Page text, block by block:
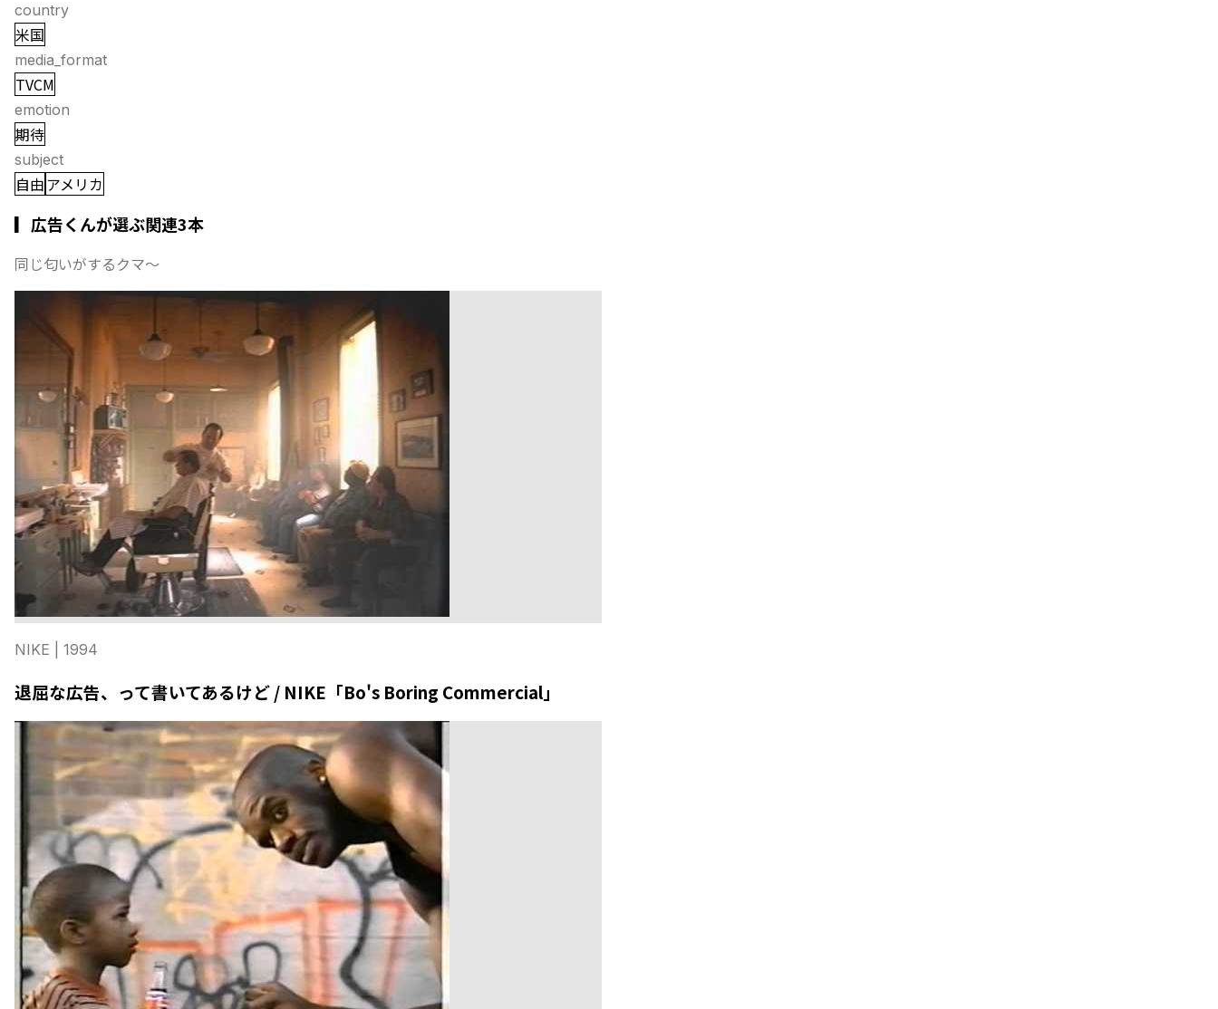
country
米国
media_format
TVCM
emotion
期待
subject
自由アメリカ
▎広告くんが選ぶ関連3本
同じ匂いがするクマ〜
NIKE | 1994
退屈な広告、って書いてあるけど / NIKE「Bo's Boring Commercial」